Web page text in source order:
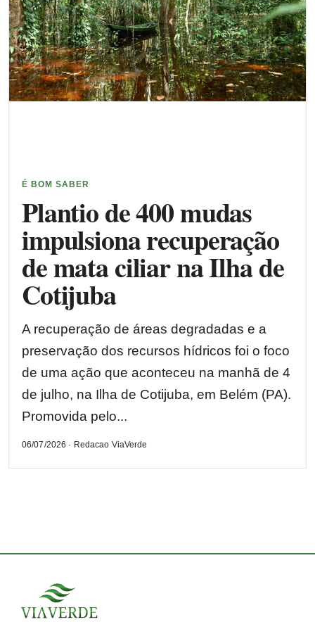
É BOM SABER
Plantio de 400 mudas
impulsiona recuperação
de mata ciliar na Ilha de
Cotijuba
A recuperação de áreas degradadas e a
preservação dos recursos hídricos foi o foco
de uma ação que aconteceu na manhã de 4
de julho, na Ilha de Cotijuba, em Belém (PA).
Promovida pelo...
06/07/2026 · Redacao ViaVerde